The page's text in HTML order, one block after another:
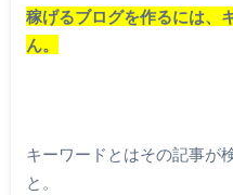
稼げるブログを作るには、
ん。
キーワードとはその記事が
と。